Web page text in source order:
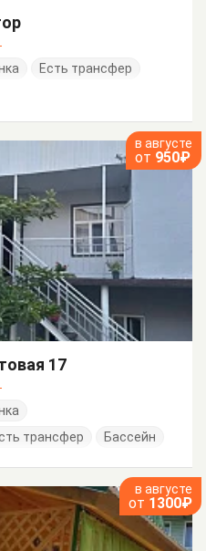
Есть трансфер
в августе
от 950₽
17
трансфер Бассейн
в августе
от 1300₽